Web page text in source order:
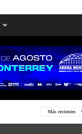
Más recientes